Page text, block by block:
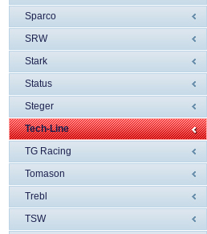
Sparco
SRW
Stark
Status
Steger
Tech-Line
TG Racing
Tomason
Trebl
TSW